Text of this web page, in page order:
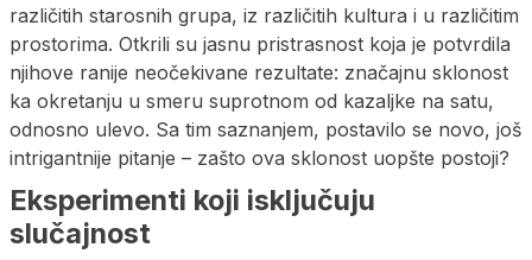
različitih starosnih grupa, iz različitih kultura i u različitim
prostorima. Otkrili su jasnu pristrasnost koja je potvrdila
njihove ranije neočekivane rezultate: značajnu sklonost
ka okretanju u smeru suprotnom od kazaljke na satu,
odnosno ulevo. Sa tim saznanjem, postavilo se novo, još
intrigantnije pitanje – zašto ova sklonost uopšte postoji?
Eksperimenti koji isključuju
slučajnost